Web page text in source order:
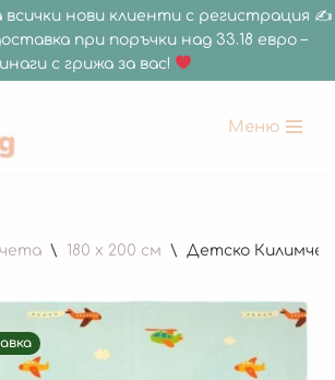
всички нови клиенти с регистрация ✍
при поръчки над 33.18 евро –
с грижа за вас!
Меню
\ 180 x 200 см \ Детско Килимче